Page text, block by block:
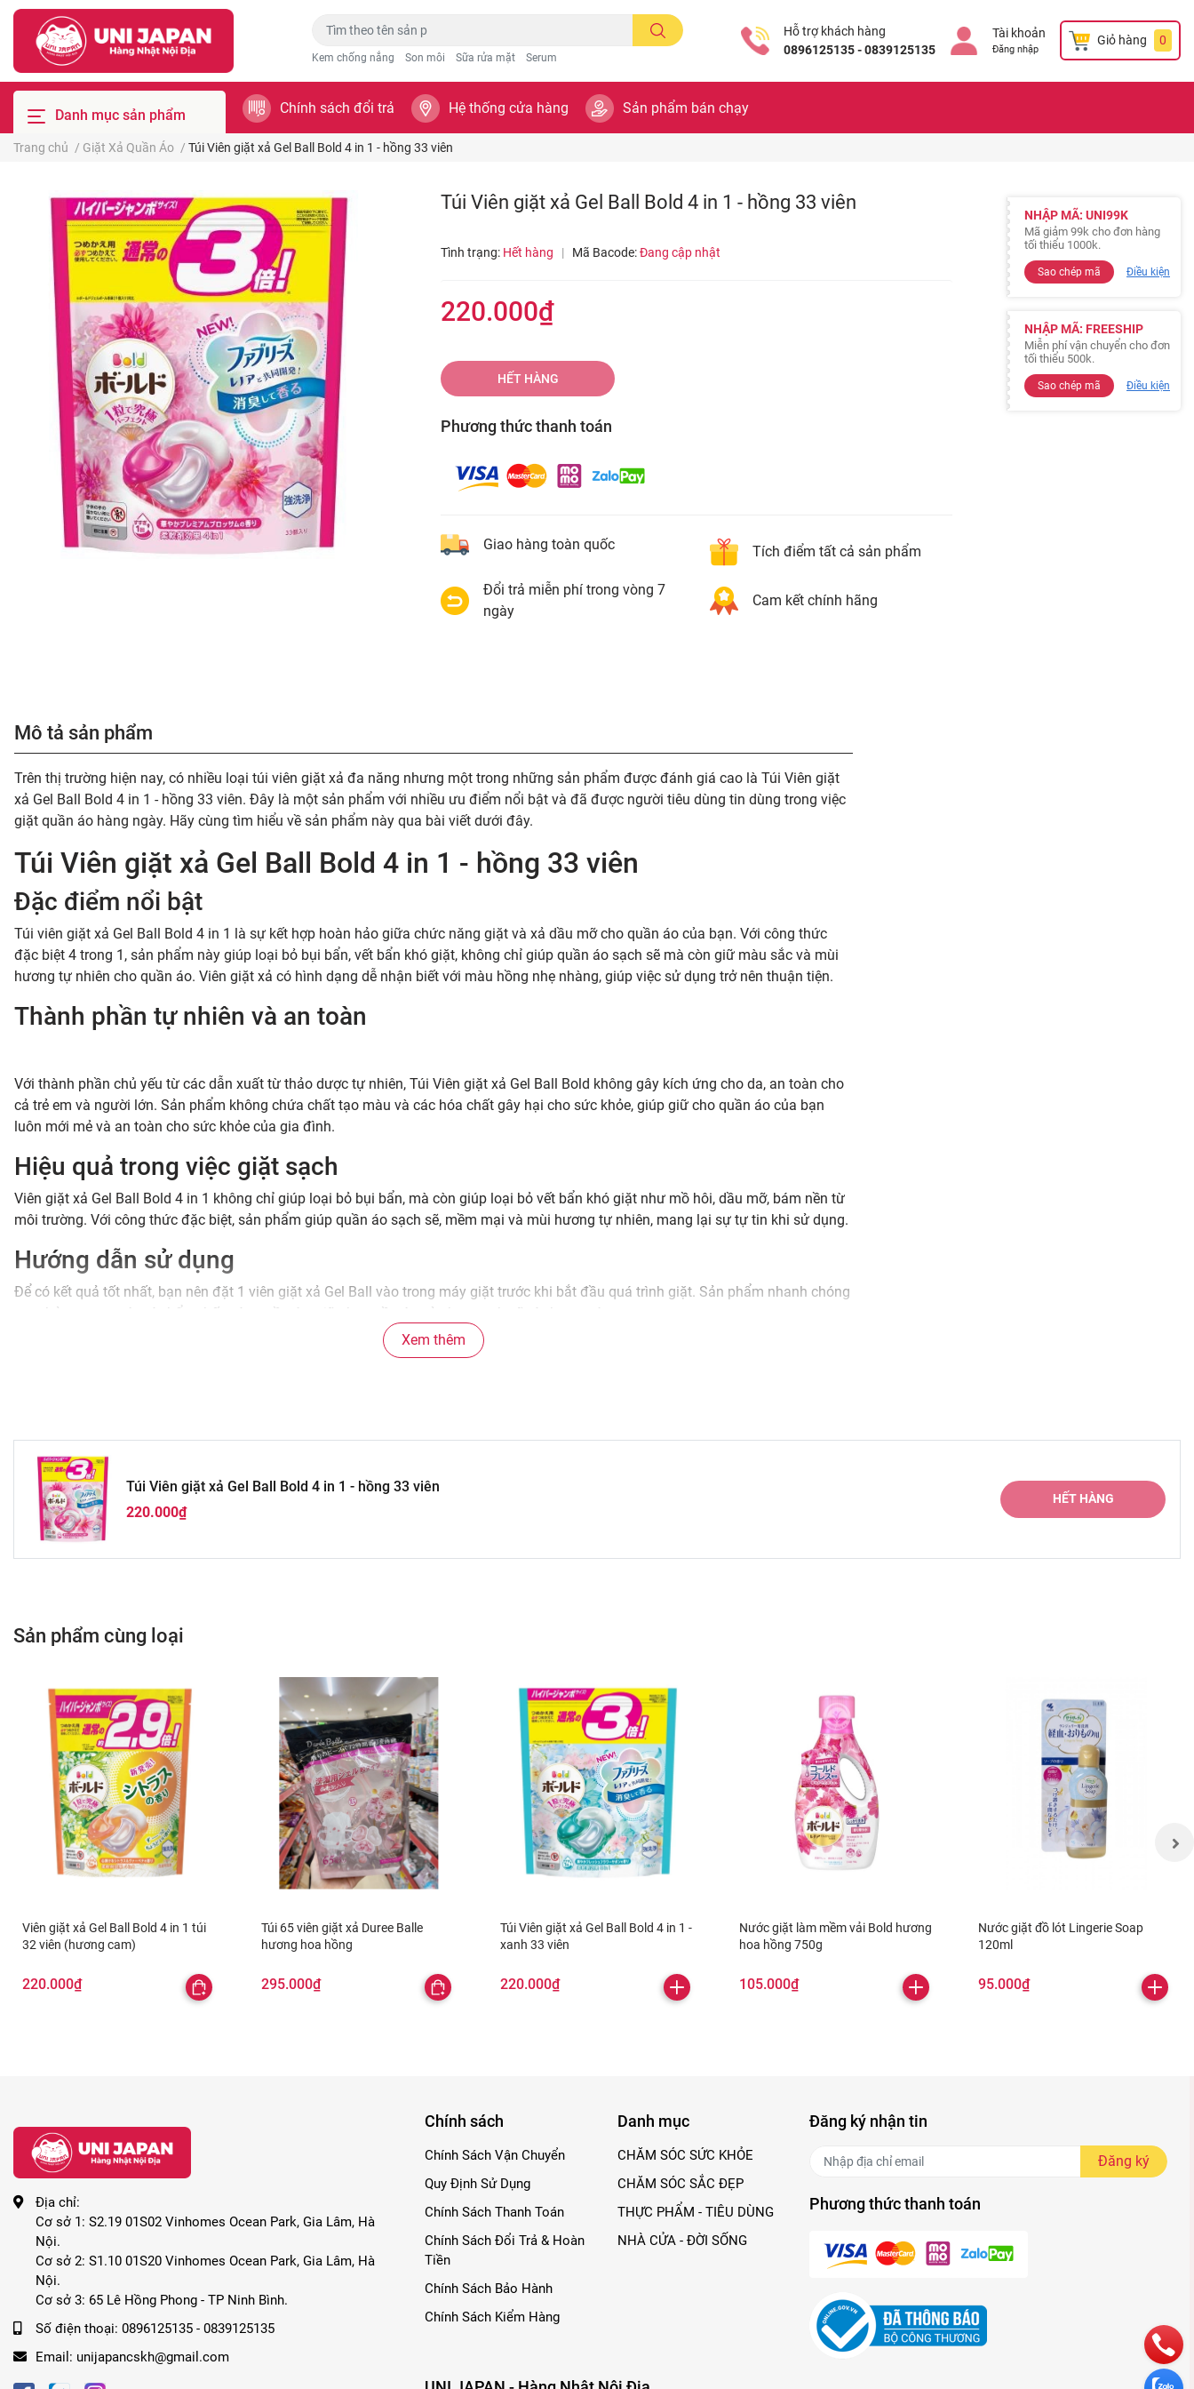
Kem chống nắng Son môi Sữa rửa mặt Serum
Hỗ trợ khách hàng
0896125135 - 0839125135
Tài khoản
Đăng nhập
Giỏ hàng 0
Danh mục sản phẩm Chính sách đổi trả Hệ thống cửa hàng Sản phẩm bán chạy
Trang chủ / Giặt Xả Quần Áo / Túi Viên giặt xả Gel Ball Bold 4 in 1 - hồng 33 viên
Túi Viên giặt xả Gel Ball Bold 4 in 1 - hồng 33 viên
Tình trạng: Hết hàng | Mã Bacode:Đang cập nhật
220.000₫
HẾT HÀNG
Phương thức thanh toán
Giao hàng toàn quốc Tích điểm tất cả sản phẩm
Đổi trả miễn phí trong vòng 7
ngày
Cam kết chính hãng
NHẬP MÃ: UNI99K
Mã giảm 99k cho đơn hàng
tối thiểu 1000k.
Sao chép mã Điều kiện
NHẬP MÃ: FREESHIP
Miễn phí vận chuyển cho đơn
tối thiểu 500k.
Sao chép mã Điều kiện
Mô tả sản phẩm
Trên thị trường hiện nay, có nhiều loại túi viên giặt xả đa năng nhưng một trong những sản phẩm được đánh giá cao là Túi Viên giặt
xả Gel Ball Bold 4 in 1 - hồng 33 viên. Đây là một sản phẩm với nhiều ưu điểm nổi bật và đã được người tiêu dùng tin dùng trong việc
giặt quần áo hàng ngày. Hãy cùng tìm hiểu về sản phẩm này qua bài viết dưới đây.
Túi Viên giặt xả Gel Ball Bold 4 in 1 - hồng 33 viên
Đặc điểm nổi bật
Túi viên giặt xả Gel Ball Bold 4 in 1 là sự kết hợp hoàn hảo giữa chức năng giặt và xả dầu mỡ cho quần áo của bạn. Với công thức
đặc biệt 4 trong 1, sản phẩm này giúp loại bỏ bụi bẩn, vết bẩn khó giặt, không chỉ giúp quần áo sạch sẽ mà còn giữ màu sắc và mùi
hương tự nhiên cho quần áo. Viên giặt xả có hình dạng dễ nhận biết với màu hồng nhẹ nhàng, giúp việc sử dụng trở nên thuận tiện.
Thành phần tự nhiên và an toàn
Với thành phần chủ yếu từ các dẫn xuất từ thảo dược tự nhiên, Túi Viên giặt xả Gel Ball Bold không gây kích ứng cho da, an toàn cho
cả trẻ em và người lớn. Sản phẩm không chứa chất tạo màu và các hóa chất gây hại cho sức khỏe, giúp giữ cho quần áo của bạn
luôn mới mẻ và an toàn cho sức khỏe của gia đình.
Hiệu quả trong việc giặt sạch
Viên giặt xả Gel Ball Bold 4 in 1 không chỉ giúp loại bỏ bụi bẩn, mà còn giúp loại bỏ vết bẩn khó giặt như mồ hôi, dầu mỡ, bám nền từ
môi trường. Với công thức đặc biệt, sản phẩm giúp quần áo sạch sẽ, mềm mại và mùi hương tự nhiên, mang lại sự tự tin khi sử dụng.
Hướng dẫn sử dụng
Để có kết quả tốt nhất, bạn nên đặt 1 viên giặt xả Gel Ball vào trong máy giặt trước khi bắt đầu quá trình giặt. Sản phẩm nhanh chóng
tan chảy trong nước và thẩm thấu vào quần áo, giữ cho quần áo của bạn sạch sẽ và thơm mát.
Xem thêm
Túi Viên giặt xả Gel Ball Bold 4 in 1 - hồng 33 viên
220.000₫
HẾT HÀNG
Sản phẩm cùng loại
Viên giặt xả Gel Ball Bold 4 in 1 túi
32 viên (hương cam)
220.000₫
Túi 65 viên giặt xả Duree Balle
hương hoa hồng
295.000₫
Túi Viên giặt xả Gel Ball Bold 4 in 1 -
xanh 33 viên
220.000₫
Nước giặt làm mềm vải Bold hương
hoa hồng 750g
105.000₫
Nước giặt đồ lót Lingerie Soap
120ml
95.000₫
Địa chỉ:
Cơ sở 1: S2.19 01S02 Vinhomes Ocean Park, Gia Lâm, Hà
Nội.
Cơ sở 2: S1.10 01S20 Vinhomes Ocean Park, Gia Lâm, Hà
Nội.
Cơ sở 3: 65 Lê Hồng Phong - TP Ninh Bình.
Số điện thoại: 0896125135 - 0839125135
Email: unijapancskh@gmail.com
Chính sách
Chính Sách Vận Chuyển
Quy Định Sử Dụng
Chính Sách Thanh Toán
Chính Sách Đổi Trả & Hoàn
Tiền
Chính Sách Bảo Hành
Chính Sách Kiểm Hàng
Danh mục
CHĂM SÓC SỨC KHỎE
CHĂM SÓC SẮC ĐẸP
THỰC PHẨM - TIÊU DÙNG
NHÀ CỬA - ĐỜI SỐNG
Đăng ký nhận tin
Đăng ký
Phương thức thanh toán